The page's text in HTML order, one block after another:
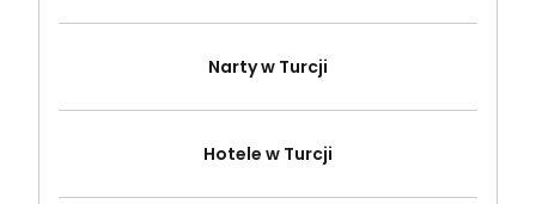
Narty w Turcji
Hotele w Turcji